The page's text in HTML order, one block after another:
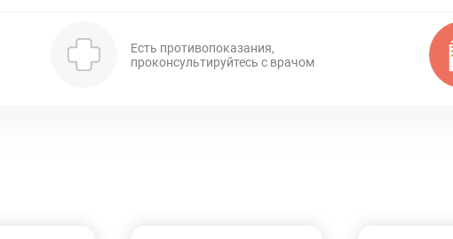
Есть противопоказания,
проконсультируйтесь с врачом